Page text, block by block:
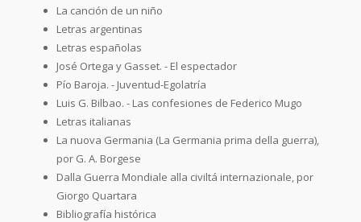
La canción de un niño
Letras argentinas
Letras españolas
José Ortega y Gasset. - El espectador
Pío Baroja. - Juventud-Egolatría
Luis G. Bilbao. - Las confesiones de Federico Mugo
Letras italianas
La nuova Germania (La Germania prima della guerra),
por G. A. Borgese
Dalla Guerra Mondiale alla civiltá internazionale, por
Giorgo Quartara
Bibliografía histórica